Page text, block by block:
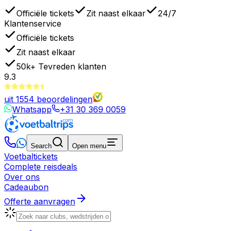
Officiële tickets Zit naast elkaar
24/7
Klantenservice
Officiële tickets
Zit naast elkaar
50k+ Tevreden klanten
9.3
uit 1554 beoordelingen
Whatsapp
+31 30 369 0059
Search Open menu
Voetbaltickets
Complete reisdeals
Over ons
Cadeaubon
Offerte aanvragen